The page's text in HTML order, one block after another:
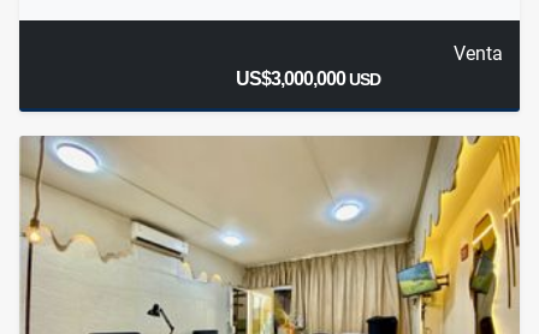
Venta
US$3,000,000USD